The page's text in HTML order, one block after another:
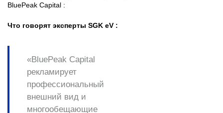
BluePeak Capital :
Что говорят эксперты SGK eV :
«BluePeak Capital
рекламирует
профессиональный
внешний вид и
многообещающие